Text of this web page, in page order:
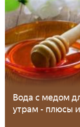
Вода с медом
утрам - плюсы